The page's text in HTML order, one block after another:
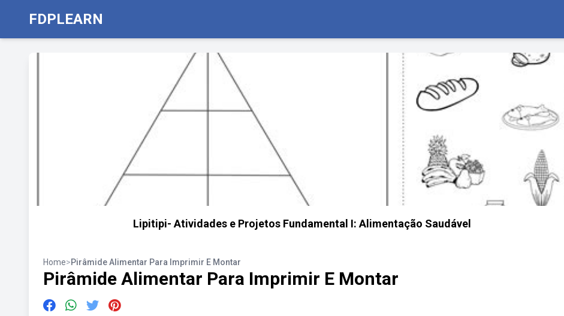
FDPLEARN
Lipitipi- Atividades e Projetos Fundamental I: Alimentação Saudável
Home>Pirâmide Alimentar Para Imprimir E Montar
Pirâmide Alimentar Para Imprimir E Montar